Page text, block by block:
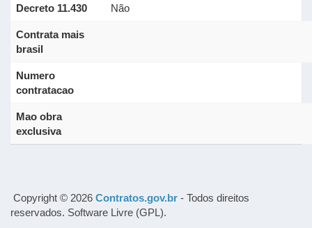
Decreto 11.430 Não
Contrata mais
brasil
Numero
contratacao
Mao obra
exclusiva
Copyright © 2026 Contratos.gov.br - Todos direitos
reservados. Software Livre (GPL).